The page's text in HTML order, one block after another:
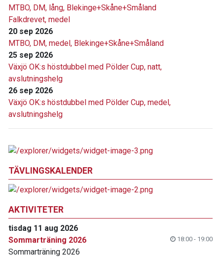
MTBO, DM, lång, Blekinge+Skåne+Småland
Falkdrevet, medel
20 sep 2026
MTBO, DM, medel, Blekinge+Skåne+Småland
25 sep 2026
Växjö OK:s höstdubbel med Pölder Cup, natt,
avslutningshelg
26 sep 2026
Växjö OK:s höstdubbel med Pölder Cup, medel,
avslutningshelg
TÄVLINGSKALENDER
AKTIVITETER
tisdag 11 aug 2026
Sommarträning 2026
18:00 - 19:00
Sommarträning 2026